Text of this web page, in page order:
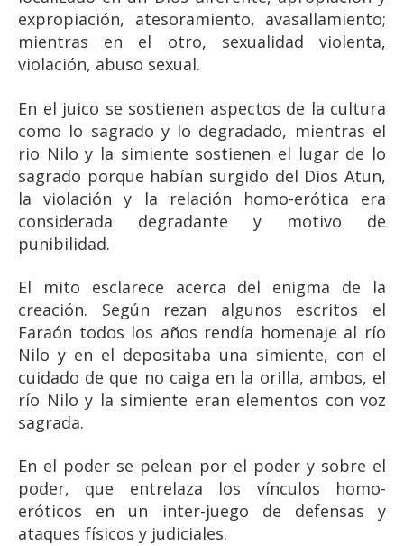
expropiación, atesoramiento, avasallamiento;
mientras en el otro, sexualidad violenta,
violación, abuso sexual.
En el juico se sostienen aspectos de la cultura
como lo sagrado y lo degradado, mientras el
rio Nilo y la simiente sostienen el lugar de lo
sagrado porque habían surgido del Dios Atun,
la violación y la relación homo-erótica era
considerada degradante y motivo de
punibilidad.
El mito esclarece acerca del enigma de la
creación. Según rezan algunos escritos el
Faraón todos los años rendía homenaje al río
Nilo y en el depositaba una simiente, con el
cuidado de que no caiga en la orilla, ambos, el
río Nilo y la simiente eran elementos con voz
sagrada.
En el poder se pelean por el poder y sobre el
poder, que entrelaza los vínculos homo-
eróticos en un inter-juego de defensas y
ataques físicos y judiciales.